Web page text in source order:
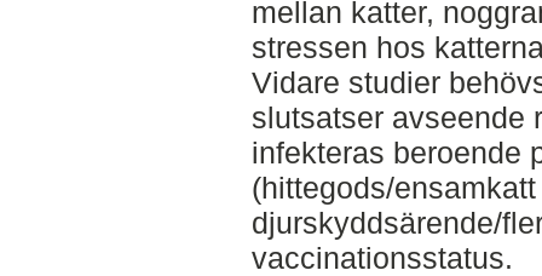
mellan katter,
stressen hos
Vidare studier
slutsatser avseende
infekteras beroende
(hittegods/
djurskyddsärende/
vaccinationsstatus.